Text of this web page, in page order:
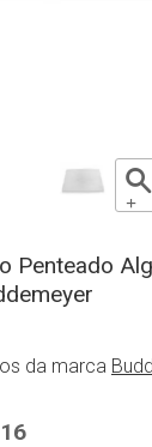
Penteado
da marca